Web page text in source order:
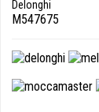
Delonghi
M547675